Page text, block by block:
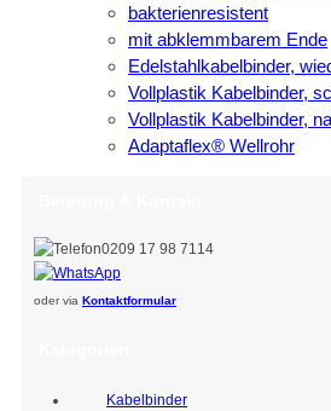
bakterienresistent
mit abklemmbarem Ende
Edelstahlkabelbinder,
Vollplastik Kabelbinder,
Vollplastik Kabelbinder,
Adaptaflex® Wellrohr
0209 17 98 7114
oder via Kontaktformular
Kabelbinder